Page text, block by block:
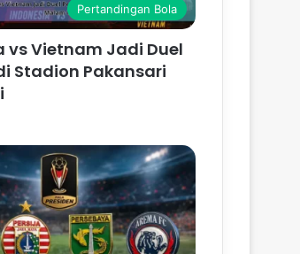
Pertandingan Bola
vs Vietnam Jadi Duel
Stadion Pakansari